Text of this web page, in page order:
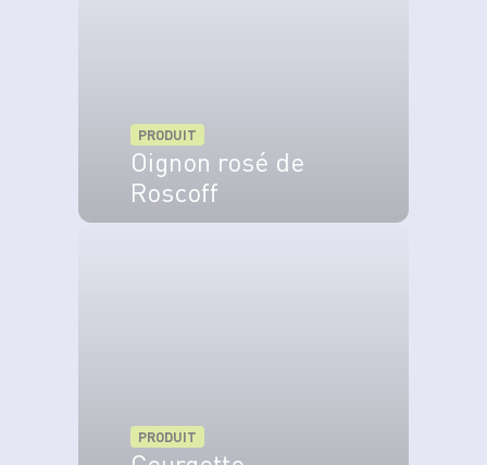
PRODUIT
Oignon rosé de
Roscoff
PRODUIT